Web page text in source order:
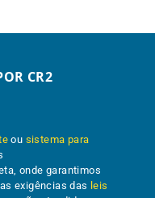
CR2
ou sistema para
onde garantimos
exigências das leis